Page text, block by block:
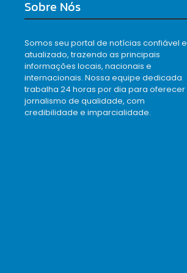
Sobre Nós
Somos seu portal de notícias confiável e
atualizado, trazendo as principais
informações locais, nacionais e
internacionais. Nossa equipe dedicada
trabalha 24 horas por dia para oferecer
jornalismo de qualidade, com
credibilidade e imparcialidade.